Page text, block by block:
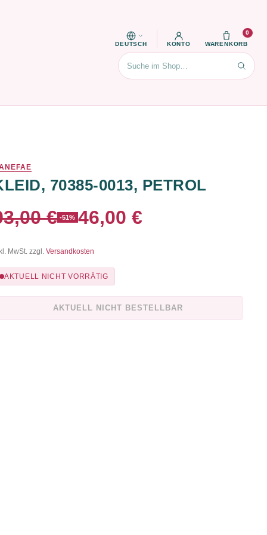
DEUTSCH KONTO WARENKORB
0
Suchen
70385-0013, PETROL
€ -51% 46,00 €
MwSt. zzgl. Versandkosten
AKTUELL NICHT VORRÄTIG
AKTUELL NICHT BESTELLBAR